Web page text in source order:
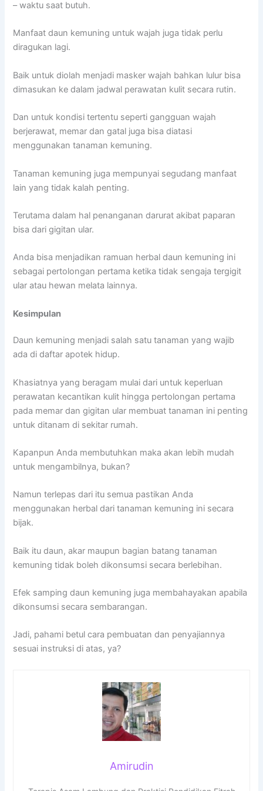
– waktu saat butuh.
Manfaat daun kemuning untuk wajah juga tidak perlu
diragukan lagi.
Baik untuk diolah menjadi masker wajah bahkan lulur bisa
dimasukan ke dalam jadwal perawatan kulit secara rutin.
Dan untuk kondisi tertentu seperti gangguan wajah
berjerawat, memar dan gatal juga bisa diatasi
menggunakan tanaman kemuning.
Tanaman kemuning juga mempunyai segudang manfaat
lain yang tidak kalah penting.
Terutama dalam hal penanganan darurat akibat paparan
bisa dari gigitan ular.
Anda bisa menjadikan ramuan herbal daun kemuning ini
sebagai pertolongan pertama ketika tidak sengaja tergigit
ular atau hewan melata lainnya.
Kesimpulan
Daun kemuning menjadi salah satu tanaman yang wajib
ada di daftar apotek hidup.
Khasiatnya yang beragam mulai dari untuk keperluan
perawatan kecantikan kulit hingga pertolongan pertama
pada memar dan gigitan ular membuat tanaman ini penting
untuk ditanam di sekitar rumah.
Kapanpun Anda membutuhkan maka akan lebih mudah
untuk mengambilnya, bukan?
Namun terlepas dari itu semua pastikan Anda
menggunakan herbal dari tanaman kemuning ini secara
bijak.
Baik itu daun, akar maupun bagian batang tanaman
kemuning tidak boleh dikonsumsi secara berlebihan.
Efek samping daun kemuning juga membahayakan apabila
dikonsumsi secara sembarangan.
Jadi, pahami betul cara pembuatan dan penyajiannya
sesuai instruksi di atas, ya?
Amirudin